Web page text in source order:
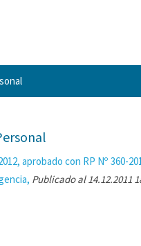
aprobado con RP Nº 360-
Publicado al 14.12.2011